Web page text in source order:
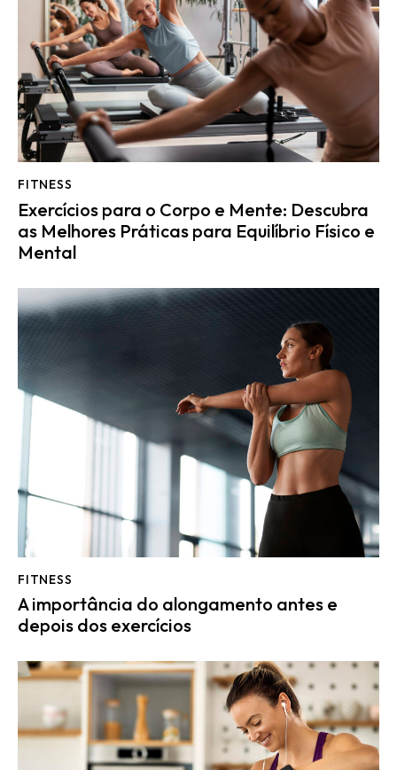
FITNESS
Exercícios para o Corpo e Mente: Descubra
as Melhores Práticas para Equilíbrio Físico e
Mental
FITNESS
A importância do alongamento antes e
depois dos exercícios